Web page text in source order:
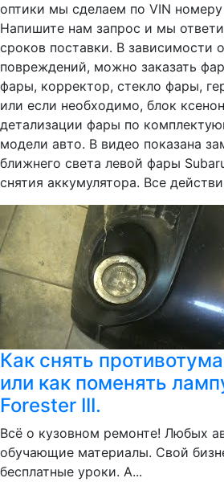
оптики мы сделаем по VIN
Напишите нам запрос и мы
сроков поставки. В зависимости
повреждений, можно заказать
фары, корректор, стекло фары,
или если необходимо, блок
детализации фары по
модели авто. В видео показана
ближнего света левой фары
снятия аккумулятора. Все
Как снять
или как поменять
Forester III.
Всё о кузовном ремонте! Любых
обучающие материалы. Свой
бесплатные уроки. А...